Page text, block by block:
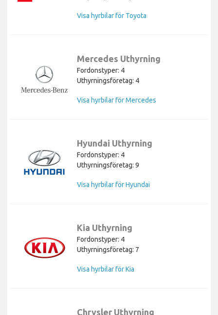
Visa hyrbilar för Toyota
Mercedes Uthyrning
Fordonstyper: 4
Uthyrningsföretag: 4
Visa hyrbilar för Mercedes
Hyundai Uthyrning
Fordonstyper: 4
Uthyrningsföretag: 9
Visa hyrbilar för Hyundai
Kia Uthyrning
Fordonstyper: 4
Uthyrningsföretag: 7
Visa hyrbilar för Kia
Chrysler Uthyrning